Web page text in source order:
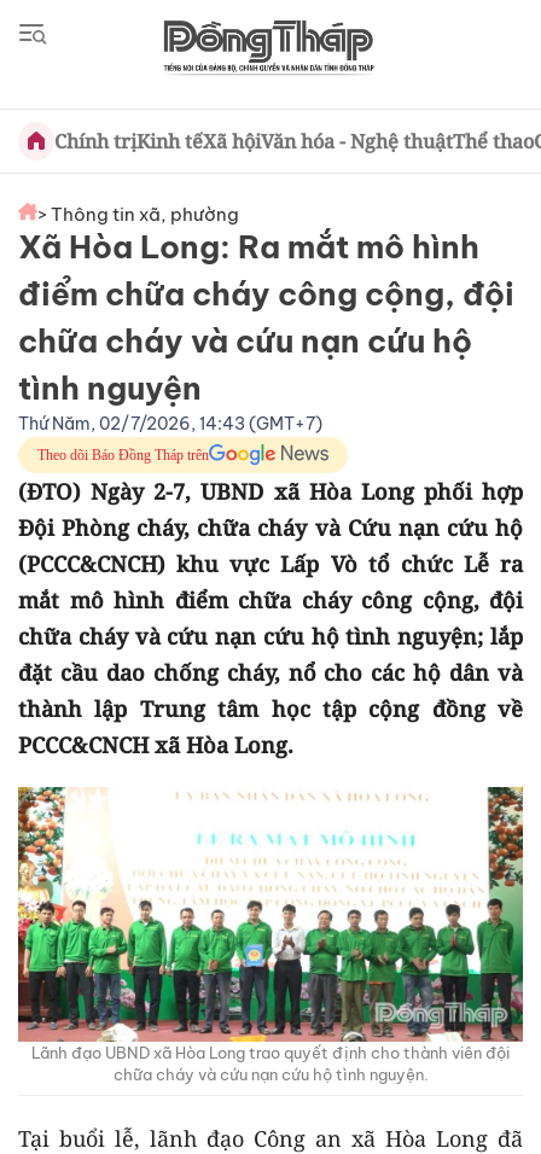
Chính trịKinh tếXã hộiVăn hóa - Nghệ thuậtThể thao
> Thông tin xã, phường
Xã Hòa Long: Ra mắt mô hình
điểm chữa cháy công cộng, đội
chữa cháy và cứu nạn cứu hộ
tình nguyện
Thứ Năm, 02/7/2026, 14:43 (GMT+7)
Theo dõi Báo Đồng Tháp trên
(ĐTO) Ngày 2-7, UBND xã Hòa Long phối hợp
Đội Phòng cháy, chữa cháy và Cứu nạn cứu hộ
(PCCC&CNCH) khu vực Lấp Vò tổ chức Lễ ra
mắt mô hình điểm chữa cháy công cộng, đội
chữa cháy và cứu nạn cứu hộ tình nguyện; lắp
đặt cầu dao chống cháy, nổ cho các hộ dân và
thành lập Trung tâm học tập cộng đồng về
PCCC&CNCH xã Hòa Long.
Lãnh đạo UBND xã Hòa Long trao quyết định cho thành viên đội
chữa cháy và cứu nạn cứu hộ tình nguyện.
Tại buổi lễ, lãnh đạo Công an xã Hòa Long đã